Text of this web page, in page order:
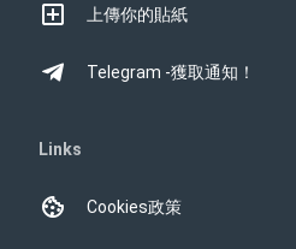
上傳你的貼紙
Telegram -獲取通知！
Links
Cookies政策